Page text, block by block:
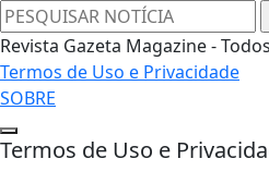
Revista Gazeta Magazine -
Termos de Uso e Privacidade
SOBRE
Termos de Uso e